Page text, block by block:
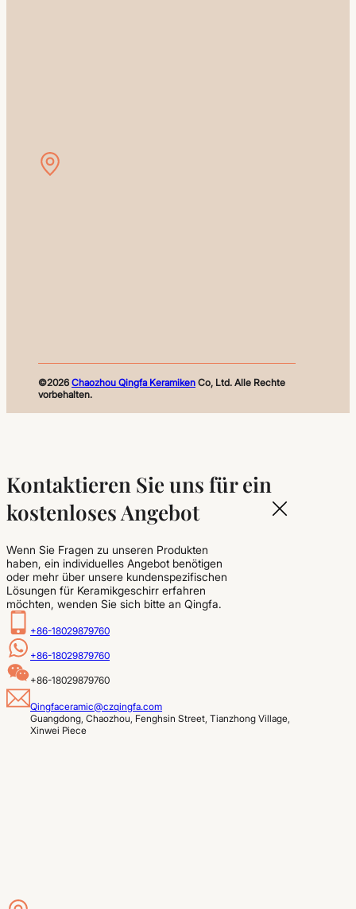
©2026 Chaozhou Qingfa Keramiken Co, Ltd. Alle Rechte
vorbehalten.
Kontaktieren Sie uns für ein
kostenloses Angebot
Wenn Sie Fragen zu unseren Produkten
haben, ein individuelles Angebot benötigen
oder mehr über unsere kundenspezifischen
Lösungen für Keramikgeschirr erfahren
möchten, wenden Sie sich bitte an Qingfa.
+86-18029879760
+86-18029879760
+86-18029879760
Qingfaceramic@czqingfa.com
Guangdong, Chaozhou, Fenghsin Street, Tianzhong Village,
Xinwei Piece